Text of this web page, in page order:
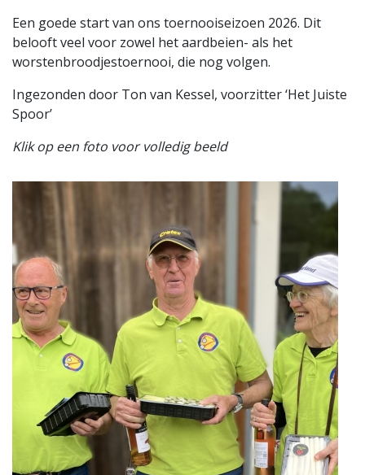
Een goede start van ons toernooiseizoen 2026. Dit
belooft veel voor zowel het aardbeien- als het
worstenbroodjestoernooi, die nog volgen.
Ingezonden door Ton van Kessel, voorzitter ‘Het Juiste
Spoor’
Klik op een foto voor volledig beeld